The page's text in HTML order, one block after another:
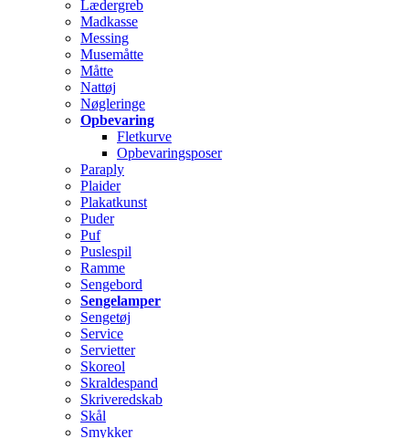
Lædergreb
Madkasse
Messing
Musemåtte
Måtte
Nattøj
Nøgleringe
Opbevaring
Fletkurve
Opbevaringsposer
Paraply
Plaider
Plakatkunst
Puder
Puf
Puslespil
Ramme
Sengebord
Sengelamper
Sengetøj
Service
Servietter
Skoreol
Skraldespand
Skriveredskab
Skål
Smykker